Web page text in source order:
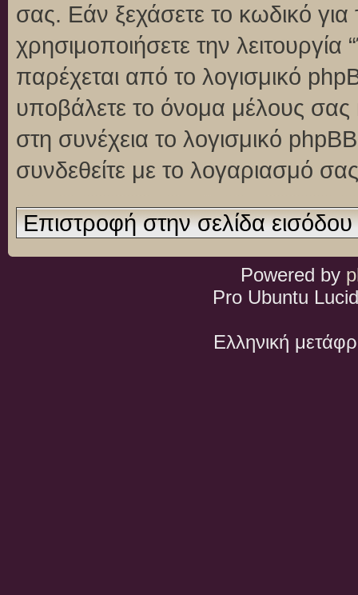
σας. Εάν ξεχάσετε το κωδικό
χρησιμοποιήσετε την
παρέχεται από το λογισμικό
υποβάλετε το όνομα μέλους σας
στη συνέχεια το λογισμικό
συνδεθείτε με το λογαριασμό
Επιστροφή στην σελίδα εισόδου
Powered by
Pro Ubuntu
Ελληνική